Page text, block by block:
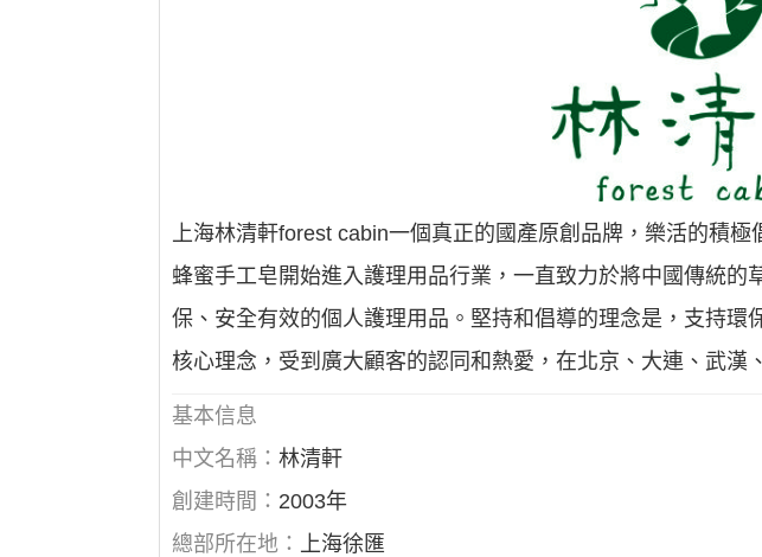
上海林清軒forest cabin一個真正的國產原創品牌，樂活的積
蜂蜜手工皂開始進入護理用品行業，一直致力於將中國傳統
保、安全有效的個人護理用品。堅持和倡導的理念是，支持
核心理念，受到廣大顧客的認同和熱愛，在北京、大連、武漢
基本信息
中文名稱：林清軒
創建時間： 2003年
總部所在地： 上海徐匯